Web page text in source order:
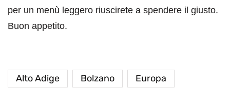
per un menù leggero riuscirete a spendere il giusto.
Buon appetito.
Alto Adige Bolzano
Europa